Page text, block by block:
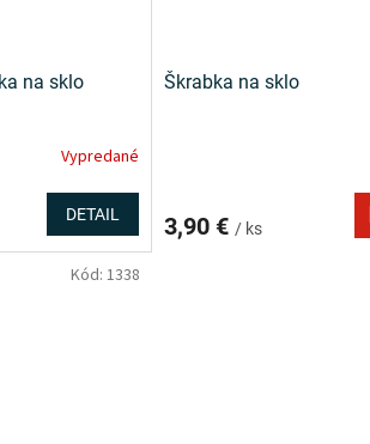
na sklo
Vypredané
DETAIL
Škrabka na sklo
3,90 € / ks
Kód: 1338